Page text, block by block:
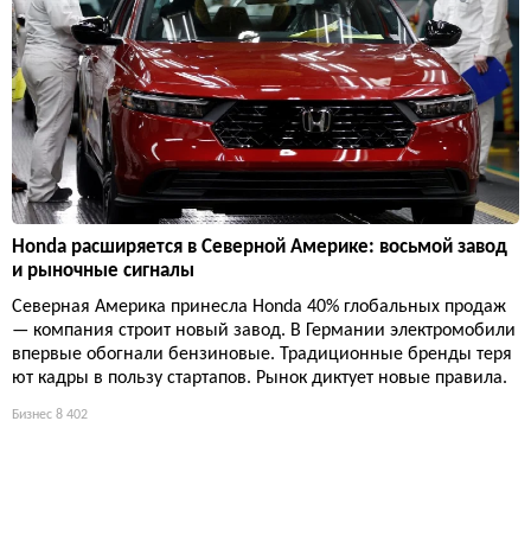
Honda расширяется в Северной Америке: восьмой завод
и рыночные сигналы
Северная Америка принесла Honda 40% глобальных продаж
— компания строит новый завод. В Германии электромобили
впервые обогнали бензиновые. Традиционные бренды теря
ют кадры в пользу стартапов. Рынок диктует новые правила.
Бизнес 8 402